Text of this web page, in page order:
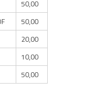
50,00
50,00
20,00
10,00
50,00